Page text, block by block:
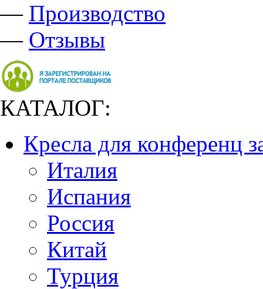
— Производство
— Отзывы
КАТАЛОГ:
Кресла для конференц
Италия
Испания
Россия
Китай
Турция